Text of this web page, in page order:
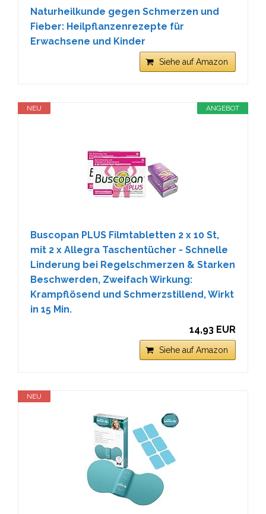
Naturheilkunde gegen Schmerzen und
Fieber: Heilpflanzenrezepte für
Erwachsene und Kinder
Siehe auf Amazon
ANGEBOT
NEU
Buscopan PLUS Filmtabletten 2 x 10 St,
mit 2 x Allegra Taschentücher - Schnelle
Linderung bei Regelschmerzen & Starken
Beschwerden, Zweifach Wirkung:
Krampflösend und Schmerzstillend, Wirkt
in 15 Min.
14,93 EUR
Siehe auf Amazon
NEU